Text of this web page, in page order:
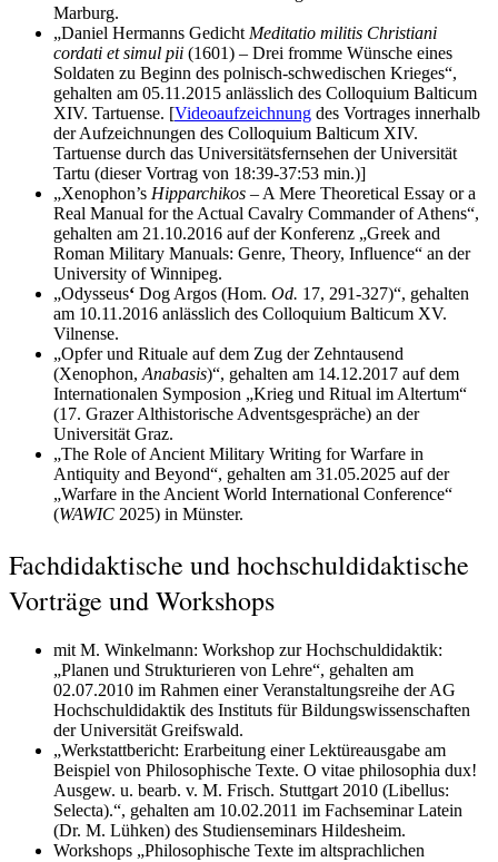
Marburg.
„Daniel Hermanns Gedicht Meditatio militis Christiani
cordati et simul pii (1601) – Drei fromme Wünsche eines
Soldaten zu Beginn des polnisch-schwedischen Krieges“,
gehalten am 05.11.2015 anlässlich des Colloquium Balticum
XIV. Tartuense. [Videoaufzeichnung des Vortrages innerhalb
der Aufzeichnungen des Colloquium Balticum XIV.
Tartuense durch das Universitätsfernsehen der Universität
Tartu (dieser Vortrag von 18:39-37:53 min.)]
„Xenophon’s Hipparchikos – A Mere Theoretical Essay or a
Real Manual for the Actual Cavalry Commander of Athens“,
gehalten am 21.10.2016 auf der Konferenz „Greek and
Roman Military Manuals: Genre, Theory, Influence“ an der
University of Winnipeg.
„Odysseus‘ Dog Argos (Hom. Od. 17, 291-327)“, gehalten
am 10.11.2016 anlässlich des Colloquium Balticum XV.
Vilnense.
„Opfer und Rituale auf dem Zug der Zehntausend
(Xenophon, Anabasis)“, gehalten am 14.12.2017 auf dem
Internationalen Symposion „Krieg und Ritual im Altertum“
(17. Grazer Althistorische Adventsgespräche) an der
Universität Graz.
„The Role of Ancient Military Writing for Warfare in
Antiquity and Beyond“, gehalten am 31.05.2025 auf der
„Warfare in the Ancient World International Conference“
(WAWIC 2025) in Münster.
Fachdidaktische und hochschuldidaktische
Vorträge und Workshops
mit M. Winkelmann: Workshop zur Hochschuldidaktik:
„Planen und Strukturieren von Lehre“, gehalten am
02.07.2010 im Rahmen einer Veranstaltungsreihe der AG
Hochschuldidaktik des Instituts für Bildungswissenschaften
der Universität Greifswald.
„Werkstattbericht: Erarbeitung einer Lektüreausgabe am
Beispiel von Philosophische Texte. O vitae philosophia dux!
Ausgew. u. bearb. v. M. Frisch. Stuttgart 2010 (Libellus:
Selecta).“, gehalten am 10.02.2011 im Fachseminar Latein
(Dr. M. Lühken) des Studienseminars Hildesheim.
Workshops „Philosophische Texte im altsprachlichen